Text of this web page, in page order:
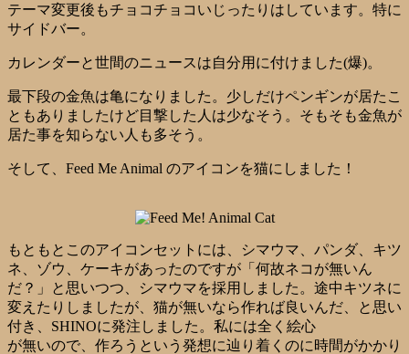
テーマ変更後もチョコチョコいじったりはしています。特に
サイドバー。
カレンダーと世間のニュースは自分用に付けました(爆)。
最下段の金魚は亀になりました。少しだけペンギンが居たこ
ともありましたけど目撃した人は少なそう。そもそも金魚が
居た事を知らない人も多そう。
そして、Feed Me Animal のアイコンを猫にしました！
もともとこのアイコンセットには、シマウマ、パンダ、キツ
ネ、ゾウ、ケーキがあったのですが「何故ネコが無いん
だ？」と思いつつ、シマウマを採用しました。途中キツネに
変えたりしましたが、猫が無いなら作れば良いんだ、と思い
付き、SHINOに発注しました。私には全く絵心
が無いので、作ろうという発想に辿り着くのに時間がかかり